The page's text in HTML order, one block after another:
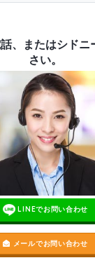
、またはシド
さい。
LINEでお問い合わせ
メールでお問い合わせ